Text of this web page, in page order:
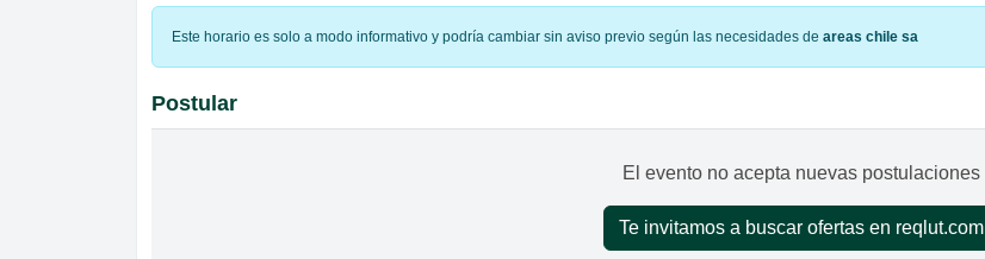
Este horario es solo a modo informativo y podría cambiar sin aviso previo según las necesidades de areas chile sa
Postular
El evento no acepta nuevas postulaciones
Te invitamos a buscar ofertas en reqlut.com